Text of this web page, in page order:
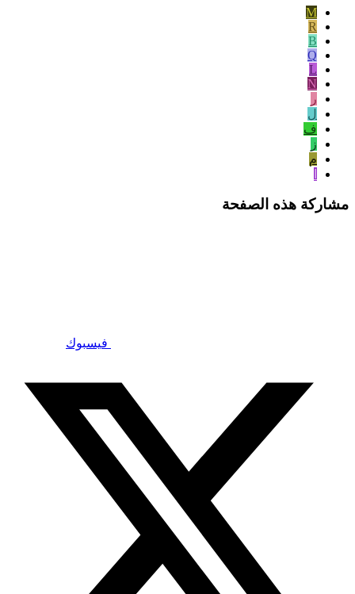
M
R
B
Q
L
N
ر
ل
ف
ز
م
مشاركة هذه الصفحة
فيسبوك